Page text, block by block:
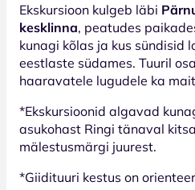
Ekskursioon kulgeb läbi
kesklinna, peatudes
kunagi kõlas ja kus sündisid
eestlaste südames. Tuuril
haaravatele lugudele ka
*Ekskursioonid algavad
asukohast Ringi tänaval
mälestusmärgi juurest.
*Giidituuri kestus on